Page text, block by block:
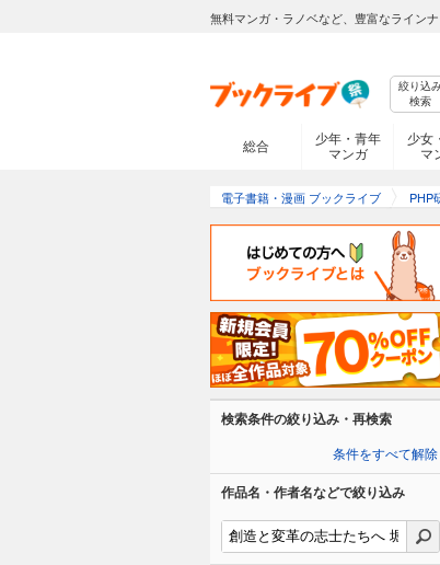
無料マンガ・ラノベなど、豊富なライン
絞り込
検索
総合
少年・青年
マンガ
少女
マ
電子書籍・漫画 ブックライブ PHP
検索条件の絞り込み・再検索
条件をすべて解除
作品名・作者名などで絞り込み